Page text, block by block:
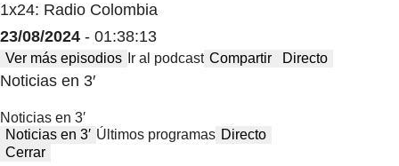
1x24: Radio Colombia
23/08/2024 - 01:38:13
Ver más episodios Ir al podcast Compartir Directo
Noticias en 3′
Noticias en 3′
Noticias en 3′ Últimos programas Directo
Cerrar